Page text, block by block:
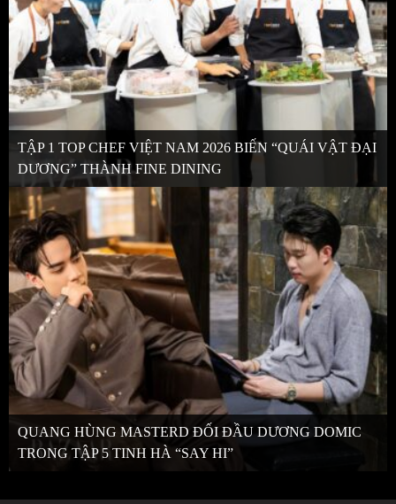
TẬP 1 TOP CHEF VIỆT NAM 2026 BIẾN “QUÁI VẬT ĐẠI
DƯƠNG” THÀNH FINE DINING
QUANG HÙNG MASTERD ĐỐI ĐẦU DƯƠNG DOMIC
TRONG TẬP 5 TINH HÀ “SAY HI”